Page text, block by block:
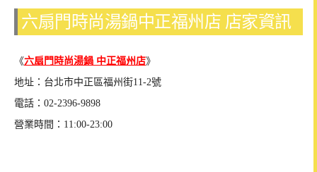
六扇門時尚湯鍋中正福州店 店家資訊
《六扇門時尚湯鍋 中正福州店》
地址：台北市中正區福州街11-2號
電話：02-2396-9898
營業時間：11:00-23:00